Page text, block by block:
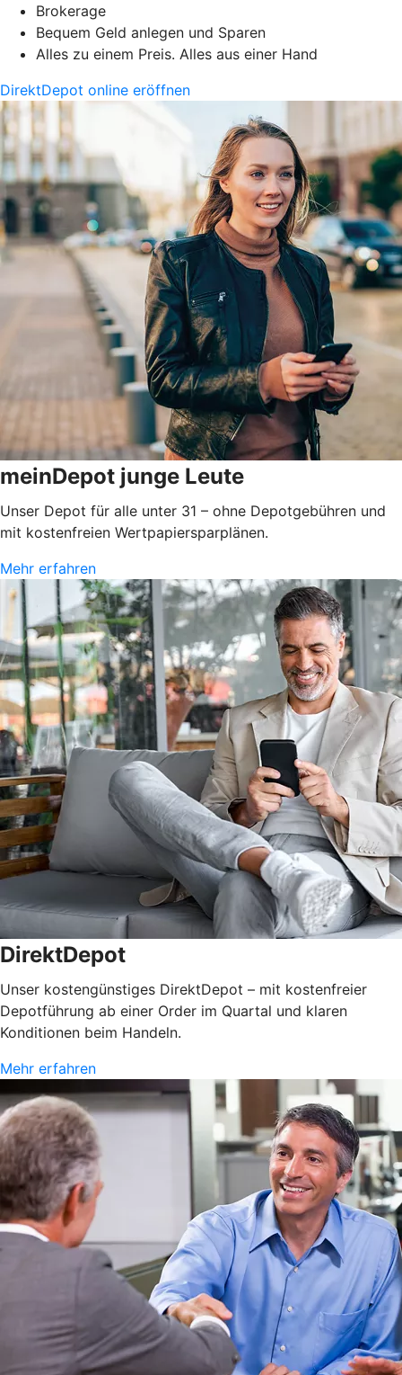
Brokerage
Bequem Geld anlegen und Sparen
Alles zu einem Preis. Alles aus einer Hand
DirektDepot online eröffnen
meinDepot junge Leute
Unser Depot für alle unter 31 – ohne Depotgebühren und
mit kostenfreien Wertpapiersparplänen.
Mehr erfahren
DirektDepot
Unser kostengünstiges DirektDepot – mit kostenfreier
Depotführung ab einer Order im Quartal und klaren
Konditionen beim Handeln.
Mehr erfahren